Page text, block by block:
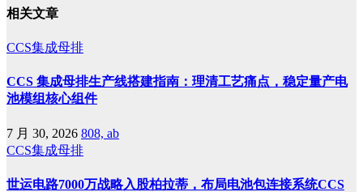
相关文章
CCS集成母排
CCS 集成母排生产线搭建指南：理清工艺痛点，稳定量产电
池模组核心组件
7 月 30, 2026 808, ab
CCS集成母排
世运电路7000万战略入股柏拉蒂，布局电池包连接系统CCS